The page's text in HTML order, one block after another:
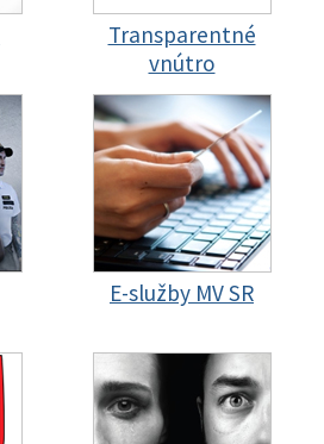
Transparentné
vnútro
E-služby MV SR